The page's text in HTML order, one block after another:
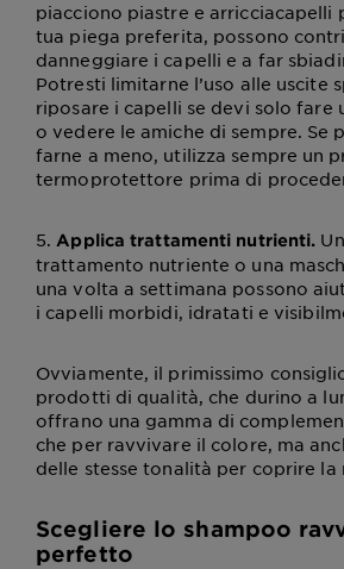
piacciono piastre e arricciacapelli
tua piega preferita, possono
danneggiare i capelli e a far
Potresti limitarne l’uso alle uscite
riposare i capelli se devi solo fare
o vedere le amiche di sempre. Se
farne a meno, utilizza sempre un
termoprotettore prima di
5. Applica trattamenti nutrienti.
trattamento nutriente o una
una volta a settimana possono
i capelli morbidi, idratati e
Ovviamente, il primissimo
prodotti di qualità, che durino a
offrano una gamma di
che per ravvivare il colore, ma
delle stesse tonalità per coprire la
Scegliere lo shampoo
perfetto